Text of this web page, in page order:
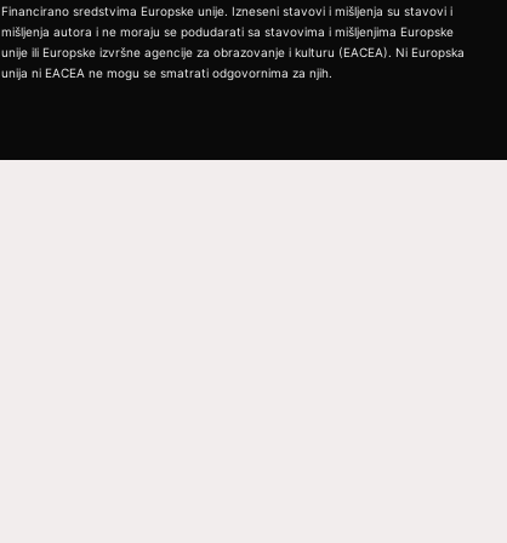
Financirano sredstvima Europske unije. Izneseni stavovi i mišljenja su stavovi i
mišljenja autora i ne moraju se podudarati sa stavovima i mišljenjima Europske
unije ili Europske izvršne agencije za obrazovanje i kulturu (EACEA). Ni Europska
unija ni EACEA ne mogu se smatrati odgovornima za njih.